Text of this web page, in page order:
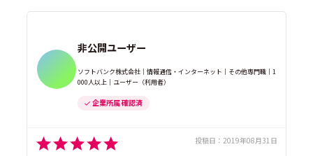
非公開ユーザー
ソフトバンク株式会社｜情報通信・インターネット｜その他専門職｜1
000人以上｜ユーザー（利用者）
企業所属 確認済
投稿日： 2019年08月31日